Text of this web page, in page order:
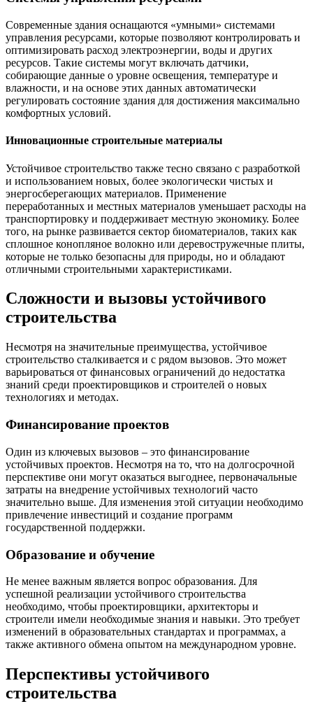
Современные здания оснащаются «умными» системами
управления ресурсами, которые позволяют контролировать и
оптимизировать расход электроэнергии, воды и других
ресурсов. Такие системы могут включать датчики,
собирающие данные о уровне освещения, температуре и
влажности, и на основе этих данных автоматически
регулировать состояние здания для достижения максимально
комфортных условий.
Инновационные строительные материалы
Устойчивое строительство также тесно связано с разработкой
и использованием новых, более экологически чистых и
энергосберегающих материалов. Применение
переработанных и местных материалов уменьшает расходы на
транспортировку и поддерживает местную экономику. Более
того, на рынке развивается сектор биоматериалов, таких как
сплошное конопляное волокно или деревостружечные плиты,
которые не только безопасны для природы, но и обладают
отличными строительными характеристиками.
Сложности и вызовы устойчивого
строительства
Несмотря на значительные преимущества, устойчивое
строительство сталкивается и с рядом вызовов. Это может
варьироваться от финансовых ограничений до недостатка
знаний среди проектировщиков и строителей о новых
технологиях и методах.
Финансирование проектов
Один из ключевых вызовов – это финансирование
устойчивых проектов. Несмотря на то, что на долгосрочной
перспективе они могут оказаться выгоднее, первоначальные
затраты на внедрение устойчивых технологий часто
значительно выше. Для изменения этой ситуации необходимо
привлечение инвестиций и создание программ
государственной поддержки.
Образование и обучение
Не менее важным является вопрос образования. Для
успешной реализации устойчивого строительства
необходимо, чтобы проектировщики, архитекторы и
строители имели необходимые знания и навыки. Это требует
изменений в образовательных стандартах и программах, а
также активного обмена опытом на международном уровне.
Перспективы устойчивого
строительства